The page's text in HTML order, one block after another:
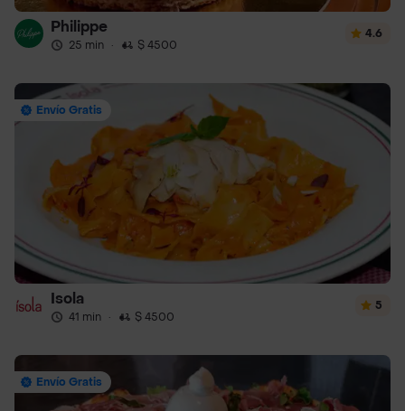
Philippe
25 min · $ 4500
4.6
Envío Gratis
Isola
41 min · $ 4500
5
Envío Gratis